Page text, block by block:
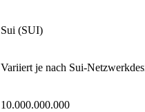
Sui (SUI)
Variiert je nach Sui-
10.000.000.000